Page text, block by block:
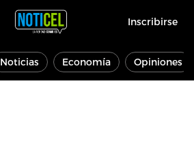
Inscribirse
Noticias Economía Opiniones